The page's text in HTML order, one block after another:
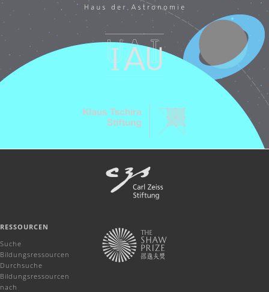
RESSOURCEN
Suche
Bildungsressourcen
Durchsuche
Bildungsressourcen
nach